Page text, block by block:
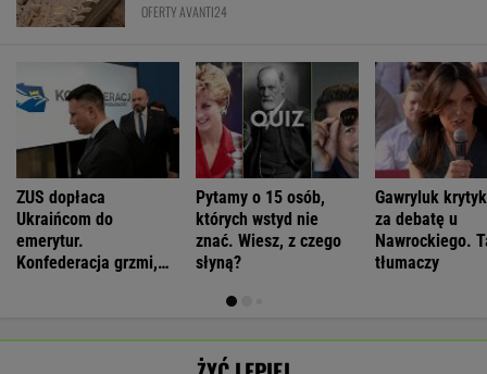
OFERTY AVANTI24
ZUS dopłaca
Ukraińcom do
emerytur.
Konfederacja grzmi,
Pytamy o 15 osób,
których wstyd nie
znać. Wiesz, z czego
słyną?
Gawryluk
za debatę u
Nawrockiego.
tłumaczy